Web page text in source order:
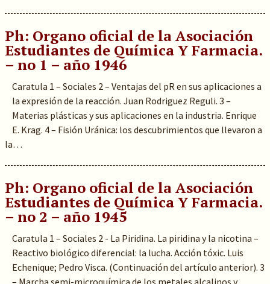
Ph: Organo oficial de la Asociación
Estudiantes de Química Y Farmacia.
– no 1 – año 1946
Caratula 1 – Sociales 2 – Ventajas del pR en sus aplicaciones a
la expresión de la reacción. Juan Rodriguez Reguli. 3 –
Materias plásticas y sus aplicaciones en la industria. Enrique
E. Krag. 4 – Fisión Uránica: los descubrimientos que llevaron a
la…
Ph: Organo oficial de la Asociación
Estudiantes de Química Y Farmacia.
– no 2 – año 1945
Caratula 1 – Sociales 2 - La Piridina. La piridina y la nicotina –
Reactivo biológico diferencial: la lucha. Acción tóxic. Luis
Echenique; Pedro Visca. (Continuación del artículo anterior). 3
– Marcha semi-microquímica de los metales alcalinos y…